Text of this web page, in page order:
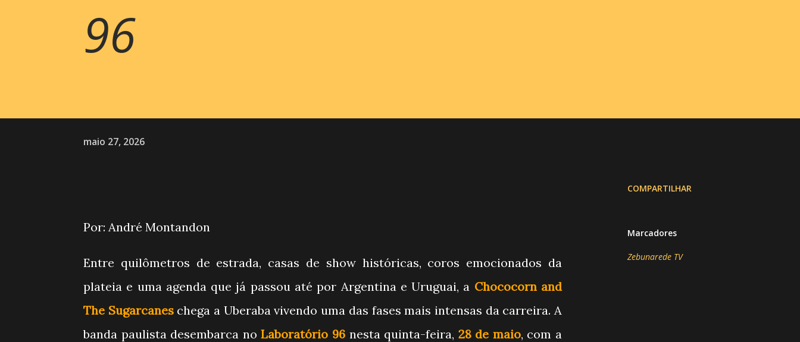
96
maio 27, 2026
Por: André Montandon
Entre quilômetros de estrada, casas de show históricas, coros emocionados da
plateia e uma agenda que já passou até por Argentina e Uruguai, a Chococorn and
The Sugarcaneschega a Uberaba vivendo uma das fases mais intensas da carreira. A
banda paulista desembarca noLaboratório 96nesta quinta-feira, 28 de maio, com a
COMPARTILHAR
Marcadores
Zebunarede TV